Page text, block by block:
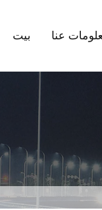
بيت عنا